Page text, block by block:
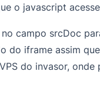
o javascript
campo srcDoc
iframe assim
do invasor,